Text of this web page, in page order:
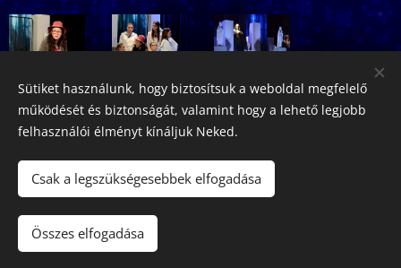
1238 Budapest-Soroksár, Hősök tere 21.
+361 4097249
Az oldalt a Fedák Sári Színház működteti!
Soroksár Kultúrájáért Egyesület
Sütiket használunk, hogy biztosítsuk a weboldal megfelelő
működését és biztonságát, valamint hogy a lehető legjobb
felhasználói élményt kínáljuk Neked.
Csak a legszükségesebbek elfogadása
Összes elfogadása